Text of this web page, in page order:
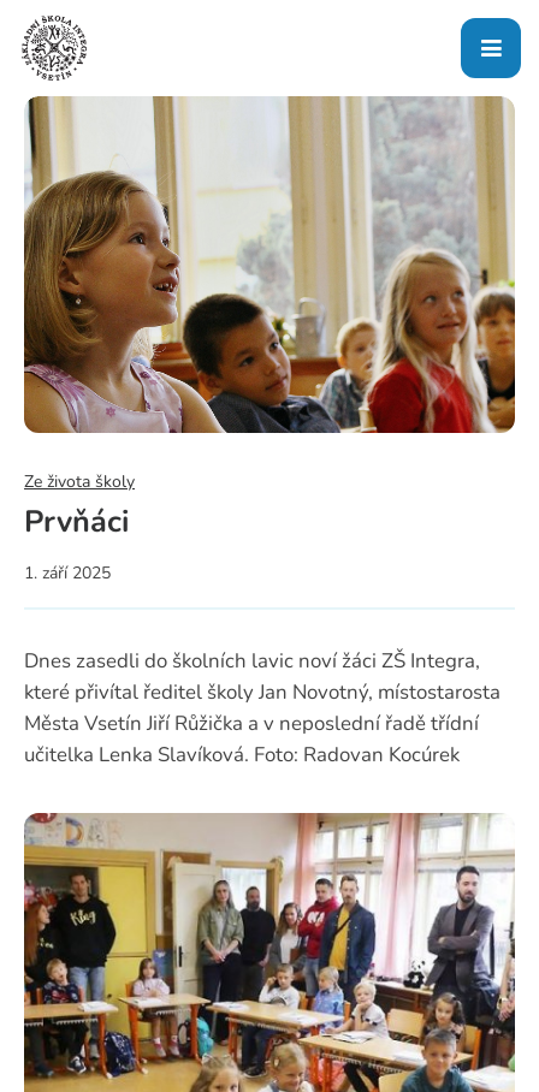
Ze života školy
Prvňáci
1. září 2025
Dnes zasedli do školních lavic noví žáci ZŠ Integra,
které přivítal ředitel školy Jan Novotný, místostarosta
Města Vsetín Jiří Růžička a v neposlední řadě třídní
učitelka Lenka Slavíková. Foto: Radovan Kocúrek